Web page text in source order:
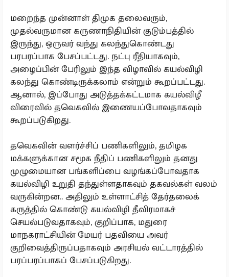
மறைந்த முன்னாள் திமுக தலைவரும்,
முதல்வருமான கருணாநிதியின் குடும்பத்தில்
இருந்து, ஒருவர் வந்து கலந்துகொண்டது
பரபரப்பாக பேசப்பட்டது. நட்பு ரீதியாகவும்,
அழைப்பின் பேரிலும் இந்த விழாவில் கயல்விழி
கலந்து கொண்டிருக்கலாம் என்றும் கூறப்பட்டது.
ஆனால், இப்போது அடுத்தக்கட்டமாக கயல்விழீ
விரைவில் தவெகவில் இணையப்போவதாகவும்
கூறப்படுகிறது.
தவெகவின் வளர்ச்சிப் பணிகளிலும், தமிழக
மக்களுக்கான சமூக நீதிப் பணிகளிலும் தனது
முழுமையான பங்களிப்பை வழங்கப்போவதாக
கயல்விழி உறுதி தந்துள்ளதாகவும் தகவல்கள் வலம்
வருகின்றன.. அதிலும் உள்ளாட்சித் தேர்தலைக்
கருத்தில் கொண்டு கயல்விழி தீவிரமாகச்
செயல்படுவதாகவும், குறிப்பாக, மதுரை
மாநகராட்சியின் மேயர் பதவியை அவர்
குறிவைத்திருப்பதாகவும் அரசியல் வட்டாரத்தில்
பரப்பரப்பாகப் பேசப்படுகிறது.